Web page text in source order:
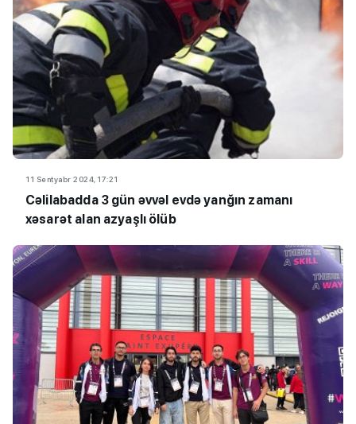
11 Sentyabr 2024, 17:21
Cəlilabadda 3 gün əvvəl evdə yanğın zamanı
xəsarət alan azyaşlı ölüb